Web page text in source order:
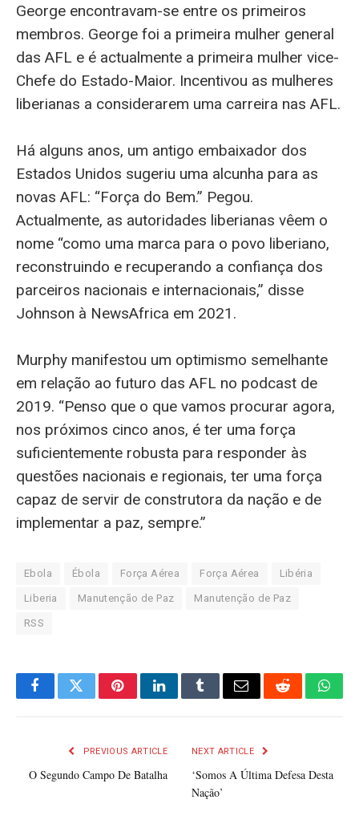
George encontravam-se entre os primeiros
membros. George foi a primeira mulher general
das AFL e é actualmente a primeira mulher vice-
Chefe do Estado-Maior. Incentivou as mulheres
liberianas a considerarem uma carreira nas AFL.
Há alguns anos, um antigo embaixador dos
Estados Unidos sugeriu uma alcunha para as
novas AFL: “Força do Bem.” Pegou.
Actualmente, as autoridades liberianas vêem o
nome “como uma marca para o povo liberiano,
reconstruindo e recuperando a confiança dos
parceiros nacionais e internacionais,” disse
Johnson à NewsAfrica em 2021.
Murphy manifestou um optimismo semelhante
em relação ao futuro das AFL no podcast de
2019. “Penso que o que vamos procurar agora,
nos próximos cinco anos, é ter uma força
suficientemente robusta para responder às
questões nacionais e regionais, ter uma força
capaz de servir de construtora da nação e de
implementar a paz, sempre.”
Ebola Ébola Força Aérea Força Aérea Libéria
Liberia Manutenção de Paz Manutenção de Paz
RSS
FacebookTwitterPinterestLinkedInTumblrEmail Reddit
PREVIOUS ARTICLE
O Segundo Campo De Batalha
NEXT ARTICLE
‘Somos A Última Defesa Desta
Nação’